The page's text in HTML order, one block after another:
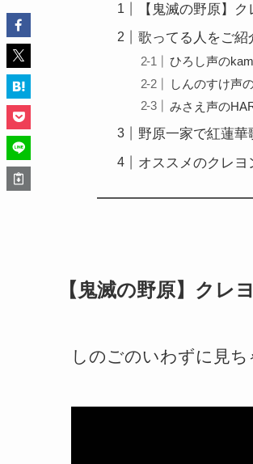
【鬼滅の野原】
歌ってる人をご紹
ひろし声の
しんのすけ声
みさえ声の
野原一家で紅蓮
オススメのクレ
【鬼滅の野原】クレ
しのごのいわずに見ち